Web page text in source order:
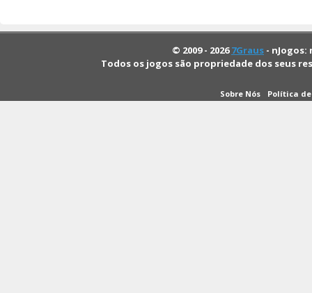
© 2009 - 20267Graus -
Todos os jogos são propriedade dos seus
Sobre Nós Política